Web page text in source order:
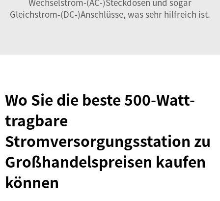
Gleichstrom-(DC-)Anschlüsse, was sehr hilfreich ist.
Wo Sie die beste 500-Watt-
tragbare
Stromversorgungsstation zu
Großhandelspreisen kaufen
können